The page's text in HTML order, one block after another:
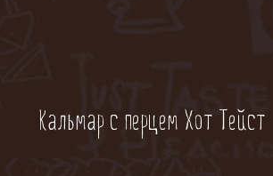
Кальмар с перцем Хот Тейст